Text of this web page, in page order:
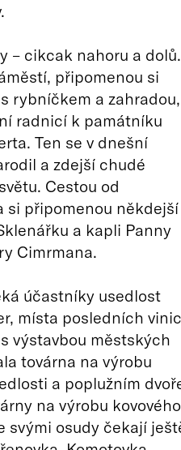
– cikcak nahoru a dolů.
připomenou si
rybníčkem a zahradou,
radnicí k památníku
Ten se v dnešní
a zdejší chudé
Cestou od
si připomenou někdejší
a kapli Panny
Cimrmana.
účastníky usedlost
místa posledních
výstavbou městských
továrna na výrobu
a poplužním
na výrobu kovového
svými osudy čekají